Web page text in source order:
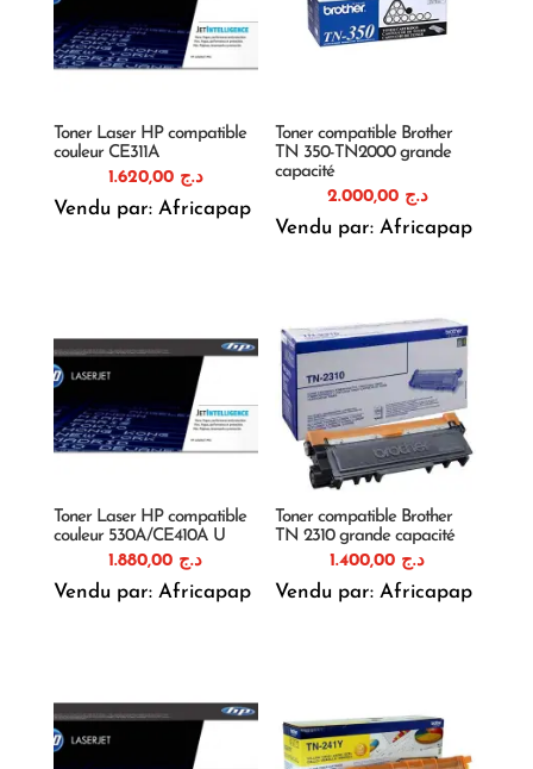
Toner Laser HP compatible
couleur CE311A
د.ج 1.620,00
Vendu par: Africapap
Toner compatible Brother
TN 350-TN2000 grande
capacité
د.ج 2.000,00
Vendu par: Africapap
Toner Laser HP compatible
couleur 530A/CE410A U
د.ج
Vendu par: Africapap
Toner compatible Brother
TN 2310 grande capacité
د.ج
Vendu par: Africapap